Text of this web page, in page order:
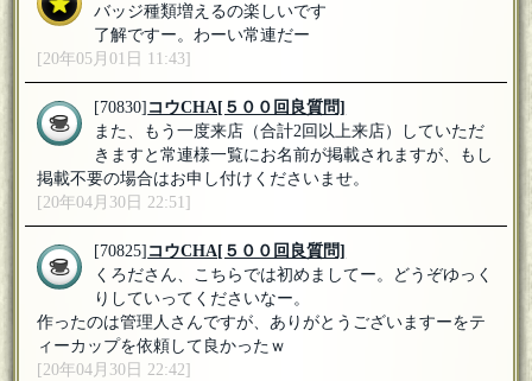
バッジ種類増えるの楽しいです
了解ですー。わーい常連だー
[20年05月01日 11:43]
[70830]コウCHA[５００回良質問]
また、もう一度来店（合計2回以上来店）していただ
きますと常連様一覧にお名前が掲載されますが、もし
掲載不要の場合はお申し付けくださいませ。
[20年04月30日 22:51]
[70825]コウCHA[５００回良質問]
くろださん、こちらでは初めましてー。どうぞゆっく
りしていってくださいなー。
作ったのは管理人さんですが、ありがとうございますーをテ
ィーカップを依頼して良かったｗ
[20年04月30日 22:42]